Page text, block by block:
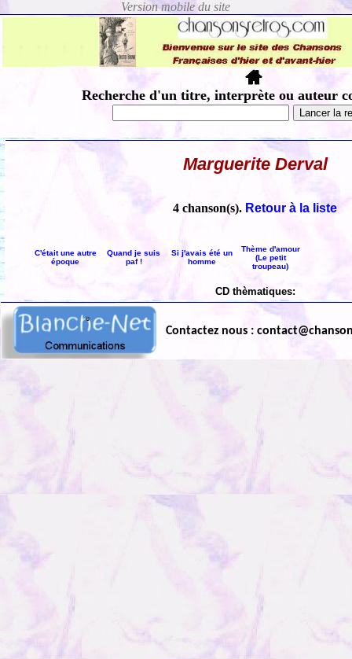
Recherche d'un titre, interprète ou auteur
Marguerite Derval
4 chanson(s). Retour à la liste
C'était une autre
époque
Quand je suis
paf !
Si j'avais été un
homme
Thème d'amour
(Le petit
troupeau)
CD thèmatiques:
Contactez nous :